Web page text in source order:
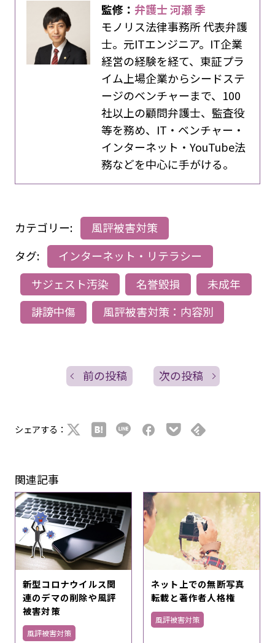
監修：弁護士 河瀬 季
モノリス法律事務所 代表弁護
士。元ITエンジニア。IT企業
経営の経験を経て、東証プラ
イム上場企業からシードステ
ージのベンチャーまで、100
社以上の顧問弁護士、監査役
等を務め、IT・ベンチャー・
インターネット・YouTube法
務などを中心に手がける。
カテゴリー:
風評被害対策
タグ:
インターネット・リテラシー
サジェスト汚染
名誉毀損
未成年
誹謗中傷
風評被害対策：内容別
前の投稿 次の投稿
シェアする：
関連記事
新型コロナウイルス関
連のデマの削除や風評
被害対策
風評被害対策
ネット上での無断写真
転載と著作者人格権
風評被害対策